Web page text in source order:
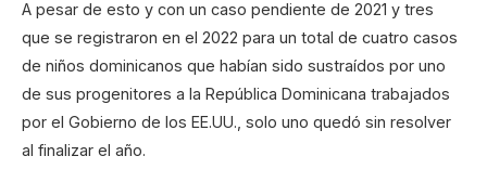
A pesar de esto y con un caso pendiente de 2021 y tres
que se registraron en el 2022 para un total de cuatro casos
de niños dominicanos que habían sido sustraídos por uno
de sus progenitores a la República Dominicana trabajados
por el Gobierno de los EE.UU., solo uno quedó sin resolver
al finalizar el año.